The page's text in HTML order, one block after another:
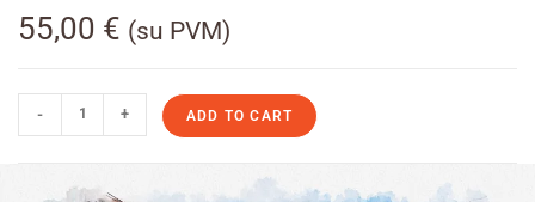
55,00 € (su PVM)
- + ADD TO CART